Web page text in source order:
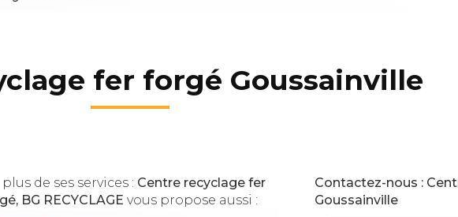
fer forgé Goussainville
plus de ses services : Centre recyclage fer
BG RECYCLAGE vous propose aussi :
Contactez-nous :
Goussainville